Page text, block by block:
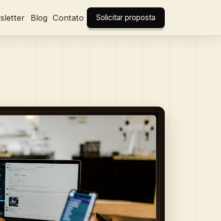
Blog Contato Solicitar proposta